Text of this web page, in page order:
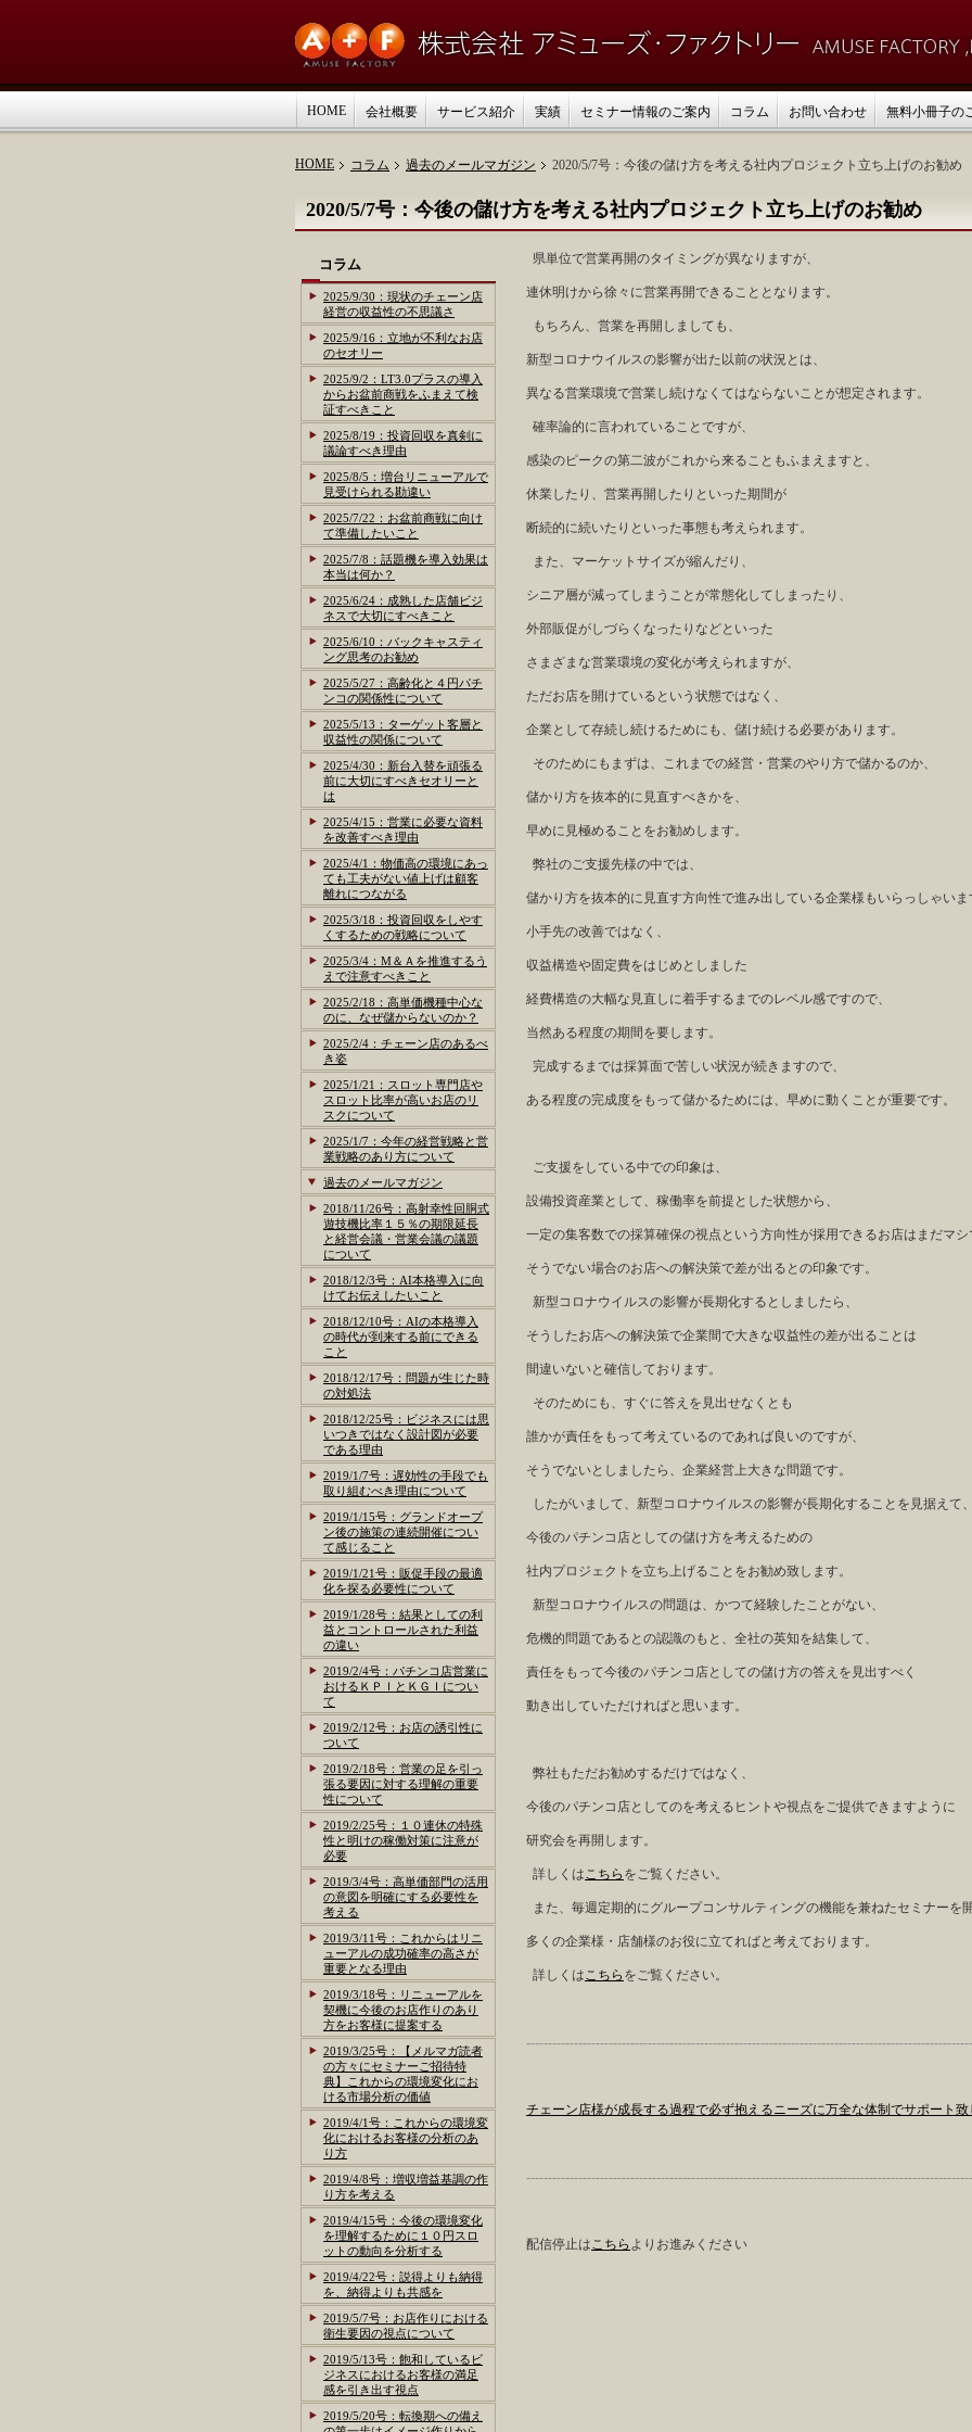
HOME 会社概要 サービス紹介 実績 セミナー情報のご案内 コラム お問い合わせ 無料小冊子の
HOME コラム 過去のメールマガジン 2020/5/7号：今後の儲け方を考える社内プロジェクト立ち上げのお勧め
2020/5/7号：今後の儲け方を考える社内プロジェクト立ち上げのお勧め
県単位で営業再開のタイミングが異なりますが、
連休明けから徐々に営業再開できることとなります。
もちろん、営業を再開しましても、
新型コロナウイルスの影響が出た以前の状況とは、
異なる営業環境で営業し続けなくてはならないことが想定されます。
確率論的に言われていることですが、
感染のピークの第二波がこれから来ることもふまえますと、
休業したり、営業再開したりといった期間が
断続的に続いたりといった事態も考えられます。
また、マーケットサイズが縮んだり、
シニア層が減ってしまうことが常態化してしまったり、
外部販促がしづらくなったりなどといった
さまざまな営業環境の変化が考えられますが、
ただお店を開けているという状態ではなく、
企業として存続し続けるためにも、儲け続ける必要があります。
そのためにもまずは、これまでの経営・営業のやり方で儲かるのか、
儲かり方を抜本的に見直すべきかを、
早めに見極めることをお勧めします。
弊社のご支援先様の中では、
儲かり方を抜本的に見直す方向性で進み出している企業様もいらっしゃいま
小手先の改善ではなく、
収益構造や固定費をはじめとしました
経費構造の大幅な見直しに着手するまでのレベル感ですので、
当然ある程度の期間を要します。
完成するまでは採算面で苦しい状況が続きますので、
ある程度の完成度をもって儲かるためには、早めに動くことが重要です。
ご支援をしている中での印象は、
設備投資産業として、稼働率を前提とした状態から、
一定の集客数での採算確保の視点という方向性が採用できるお店はまだマシ
そうでない場合のお店への解決策で差が出るとの印象です。
新型コロナウイルスの影響が長期化するとしましたら、
そうしたお店への解決策で企業間で大きな収益性の差が出ることは
間違いないと確信しております。
そのためにも、すぐに答えを見出せなくとも
誰かが責任をもって考えているのであれば良いのですが、
そうでないとしましたら、企業経営上大きな問題です。
したがいまして、新型コロナウイルスの影響が長期化することを見据えて
今後のパチンコ店としての儲け方を考えるための
社内プロジェクトを立ち上げることをお勧め致します。
新型コロナウイルスの問題は、かつて経験したことがない、
危機的問題であるとの認識のもと、全社の英知を結集して、
責任をもって今後のパチンコ店としての儲け方の答えを見出すべく
動き出していただければと思います。
弊社もただお勧めするだけではなく、
今後のパチンコ店としてのを考えるヒントや視点をご提供できますように
研究会を再開します。
詳しくはこちら をご覧ください。
また、毎週定期的にグループコンサルティングの機能を兼ねたセミナーを
多くの企業様・店舗様のお役に立てればと考えております。
詳しくはこちら をご覧ください。
チェーン店様が成長する過程で必ず抱えるニーズに万全な体制でサポート致
配信停止はこちら よりお進みください
コラム
2025/9/30：現状のチェーン店
経営の収益性の不思議さ
2025/9/16：立地が不利なお店
のセオリー
2025/9/2：LT3.0プラスの導入
からお盆前商戦をふまえて検
証すべきこと
2025/8/19：投資回収を真剣に
議論すべき理由
2025/8/5：増台リニューアルで
見受けられる勘違い
2025/7/22：お盆前商戦に向け
て準備したいこと
2025/7/8：話題機を導入効果は
本当は何か？
2025/6/24：成熟した店舗ビジ
ネスで大切にすべきこと
2025/6/10：バックキャスティ
ング思考のお勧め
2025/5/27：高齢化と４円パチ
ンコの関係性について
2025/5/13：ターゲット客層と
収益性の関係について
2025/4/30：新台入替を頑張る
前に大切にすべきセオリーと
は
2025/4/15：営業に必要な資料
を改善すべき理由
2025/4/1：物価高の環境にあっ
ても工夫がない値上げは顧客
離れにつながる
2025/3/18：投資回収をしやす
くするための戦略について
2025/3/4：M＆Ａを推進するう
えで注意すべきこと
2025/2/18：高単価機種中心な
のに、なぜ儲からないのか？
2025/2/4：チェーン店のあるべ
き姿
2025/1/21：スロット専門店や
スロット比率が高いお店のリ
スクについて
2025/1/7：今年の経営戦略と営
業戦略のあり方について
過去のメールマガジン
2018/11/26号：高射幸性回胴式
遊技機比率１５％の期限延長
と経営会議・営業会議の議題
について
2018/12/3号：AI本格導入に向
けてお伝えしたいこと
2018/12/10号：AIの本格導入
の時代が到来する前にできる
こと
2018/12/17号：問題が生じた時
の対処法
2018/12/25号：ビジネスには思
いつきではなく設計図が必要
である理由
2019/1/7号：遅効性の手段でも
取り組むべき理由について
2019/1/15号：グランドオープ
ン後の施策の連続開催につい
て感じること
2019/1/21号：販促手段の最適
化を探る必要性について
2019/1/28号：結果としての利
益とコントロールされた利益
の違い
2019/2/4号：パチンコ店営業に
おけるＫＰＩとＫＧＩについ
て
2019/2/12号：お店の誘引性に
ついて
2019/2/18号：営業の足を引っ
張る要因に対する理解の重要
性について
2019/2/25号：１０連休の特殊
性と明けの稼働対策に注意が
必要
2019/3/4号：高単価部門の活用
の意図を明確にする必要性を
考える
2019/3/11号：これからはリニ
ューアルの成功確率の高さが
重要となる理由
2019/3/18号：リニューアルを
契機に今後のお店作りのあり
方をお客様に提案する
2019/3/25号：【メルマガ読者
の方々にセミナーご招待特
典】これからの環境変化にお
ける市場分析の価値
2019/4/1号：これからの環境変
化におけるお客様の分析のあ
り方
2019/4/8号：増収増益基調の作
り方を考える
2019/4/15号：今後の環境変化
を理解するために１０円スロ
ットの動向を分析する
2019/4/22号：説得よりも納得
を、納得よりも共感を
2019/5/7号：お店作りにおける
衛生要因の視点について
2019/5/13号：飽和しているビ
ジネスにおけるお客様の満足
感を引き出す視点
2019/5/20号：転換期への備え